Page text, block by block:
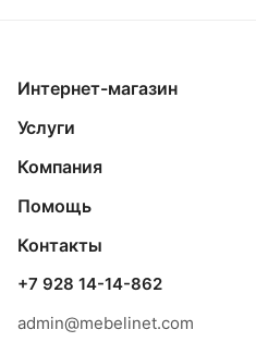
Интернет-магазин
Услуги
Компания
Помощь
Контакты
+7 928 14-14-862
admin@mebelinet.com